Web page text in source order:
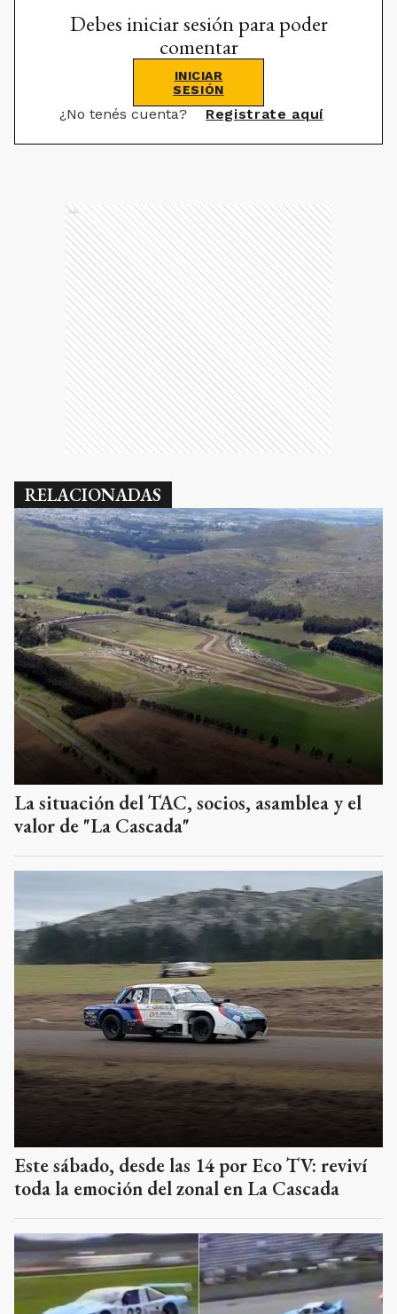
Debes iniciar sesión para poder
comentar
INICIAR
SESIÓN
¿No tenés cuenta? Registrate aquí
Ads
RELACIONADAS
La situación del TAC, socios, asamblea y el
valor de "La Cascada"
Este sábado, desde las 14 por Eco TV: reviví
toda la emoción del zonal en La Cascada